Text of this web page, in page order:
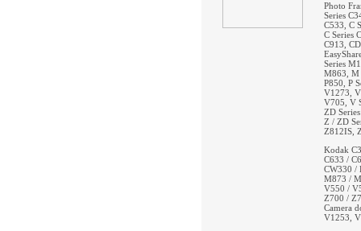
Photo
Series
C533, C
C Series
C913,
Series
M863, M
P850, P
V1273, V
V705, V
ZD
Z / ZD
Z812IS,
Kodak
C633 /
CW330 /
M873 /
V550 /
Z700 /
Camera
V1253,